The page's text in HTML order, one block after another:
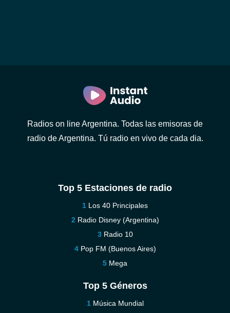
Radios on line Argentina. Todas las emisoras de
radio de Argentina. Tú radio en vivo de cada dia.
Top 5 Estaciones de radio
Los 40 Principales
Radio Disney (Argentina)
Radio 10
Pop FM (Buenos Aires)
Mega
Top 5 Géneros
Música Mundial